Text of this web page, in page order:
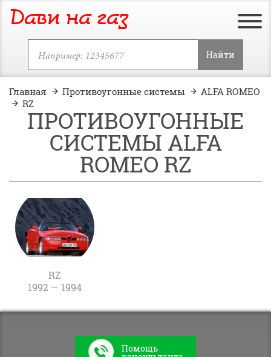
Дави на газ
Найти
Главная Противоугонные системы
ALFA ROMEO
RZ
ПРОТИВОУГОННЫЕ
СИСТЕМЫ ALFA
ROMEO RZ
RZ
1992 — 1994
Помощь